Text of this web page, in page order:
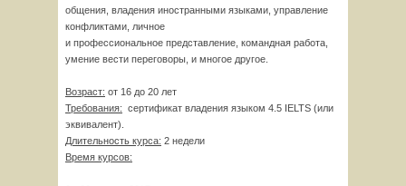
общения, владения иностранными языками, управление
конфликтами, личное
и профессиональное представление, командная работа,
умение вести переговоры, и многое другое.
Возраст: от 16 до 20 лет
Требования: сертификат владения языком 4.5 IELTS (или
эквивалент).
Длительность курса: 2 недели
Время курсов: